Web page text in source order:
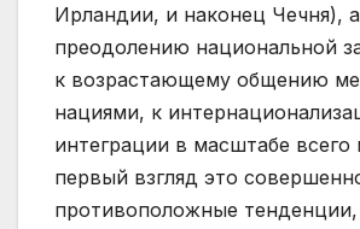
Ирландии, и наконец Чечня), а
преодолению национальной
к возрастающему общению
нациями, к
интеграции в масштабе
первый взгляд это
противоположные